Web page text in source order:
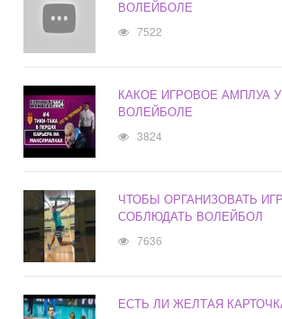
ВОЛЕЙБОЛЕ
7522
КАКОЕ ИГРОВОЕ АМПЛУА
ВОЛЕЙБОЛЕ
3824
ЧТОБЫ ОРГАНИЗОВАТЬ
СОБЛЮДАТЬ ВОЛЕЙБОЛ
7636
ЕСТЬ ЛИ ЖЕЛТАЯ